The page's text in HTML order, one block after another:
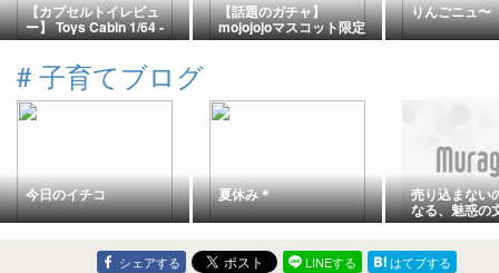
【カプセルトイレビュ
ー】 Toys Cabin 1/64 -
Toyota Hiace
【話題のガチャ】
mojojojoマスコット限定
ブラック！大好評フィギ
りんごニュ〜
# 子育てブログ
今日のイチコ 夏休み＊ 売り込まない
なる、魅惑の
シェアする LINEする
はてブする